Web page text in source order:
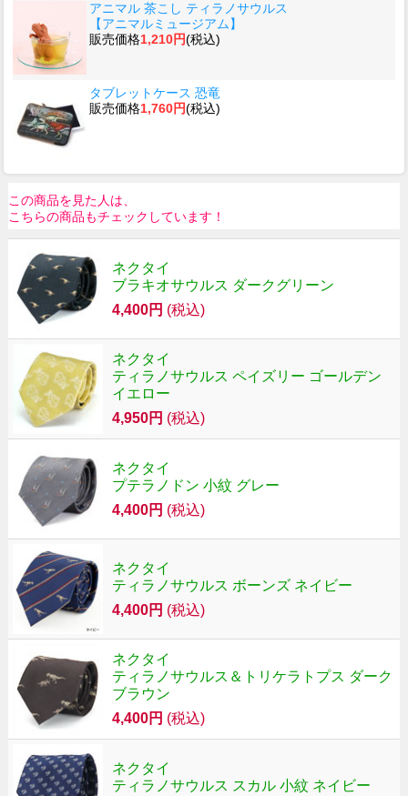
アニマル 茶こし ティラノサウルス
【アニマルミュージアム】
販売価格1,210円(税込)
タブレットケース 恐竜
販売価格1,760円(税込)
この商品を見た人は、
こちらの商品もチェックしています！
ネクタイ
ブラキオサウルス ダークグリーン
4,400円 (税込)
ネクタイ
ティラノサウルス ペイズリー ゴールデン
イエロー
4,950円 (税込)
ネクタイ
プテラノドン 小紋 グレー
4,400円 (税込)
ネクタイ
ティラノサウルス ボーンズ ネイビー
4,400円 (税込)
ネクタイ
ティラノサウルス＆トリケラトプス ダーク
ブラウン
4,400円 (税込)
ネクタイ
ティラノサウルス スカル 小紋 ネイビー